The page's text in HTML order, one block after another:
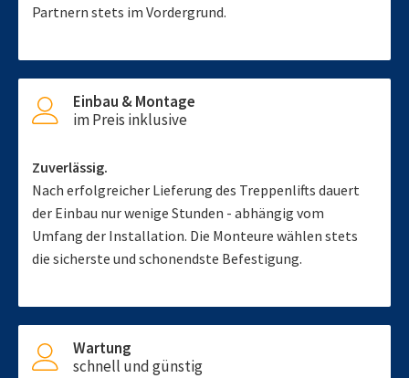
Partnern stets im Vordergrund.
Einbau & Montage
im Preis inklusive
Zuverlässig.
Nach erfolgreicher Lieferung des Treppenlifts dauert
der Einbau nur wenige Stunden - abhängig vom
Umfang der Installation. Die Monteure wählen stets
die sicherste und schonendste Befestigung.
Wartung
schnell und günstig